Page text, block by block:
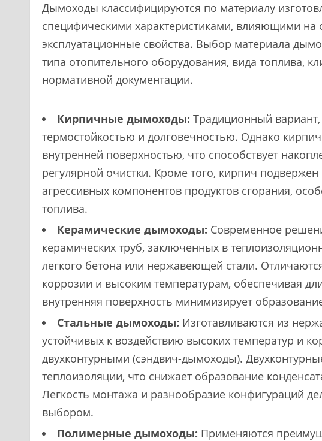
Дымоходы классифицируются по материалу
специфическими характеристиками, влияющими на
эксплуатационные свойства. Выбор материала
типа отопительного оборудования, вида топлива,
нормативной документации.
Кирпичные дымоходы: Традиционный
термостойкостью и долговечностью. Однако
внутренней поверхностью, что способствует
регулярной очистки. Кроме того, кирпич
агрессивных компонентов продуктов сгорания,
топлива.
Керамические дымоходы: Современное
керамических труб, заключенных в
легкого бетона или нержавеющей стали.
коррозии и высоким температурам, обеспечивая
внутренняя поверхность минимизирует
Стальные дымоходы: Изготавливаются из
устойчивых к воздействию высоких температур и
двухконтурными (сэндвич-дымоходы).
теплоизоляции, что снижает образование
Легкость монтажа и разнообразие конфигураций
выбором.
Полимерные дымоходы: Применяются